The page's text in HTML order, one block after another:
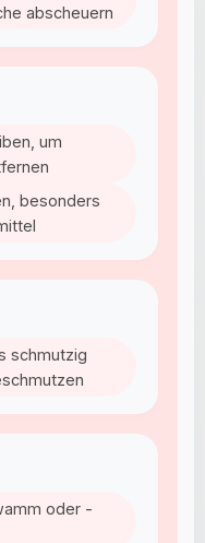
abscheuern
um
besonders
schmutzig
oder -